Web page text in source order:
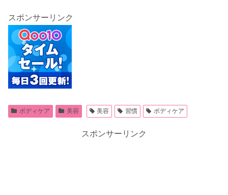
スポンサーリンク
ボディケア 美容 美容 習慣 ボディケア
スポンサーリンク